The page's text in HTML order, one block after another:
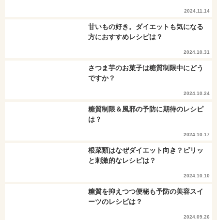
2024.11.14
甘いもの好き。ダイエットも気になる
方におすすめレシピは？
2024.10.31
さつま芋のお菓子は糖質制限中にどう
ですか？
2024.10.24
糖質制限＆風邪の予防に期待のレシピ
は？
2024.10.17
根菜類はなぜダイエット向き？ピリッ
と刺激的なレシピは？
2024.10.10
糖質を抑えつつ便秘も予防の美容スイ
ーツのレシピは？
2024.09.26